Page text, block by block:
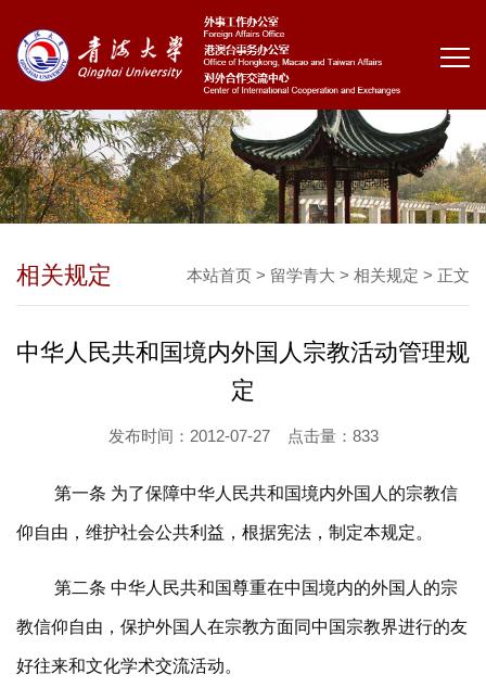
本站首页 > 留学青大 > 相关规定 > 正文
相关规定
中华人民共和国境内外国人宗教活动管理规
定
发布时间：2012-07-27 点击量： 833
第一条 为了保障中华人民共和国境内外国人的宗教信
仰自由，维护社会公共利益，根据宪法，制定本规定。
第二条 中华人民共和国尊重在中国境内的外国人的宗
教信仰自由，保护外国人在宗教方面同中国宗教界进行的友
好往来和文化学术交流活动。